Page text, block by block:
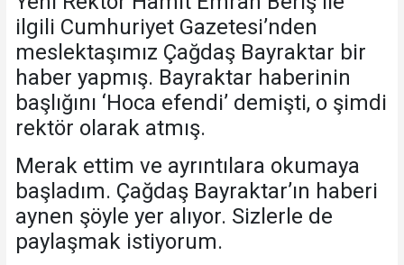
ilgili Cumhuriyet Gazetesi’nden
meslektaşımız Çağdaş Bayraktar bir
haber yapmış. Bayraktar haberinin
başlığını ‘Hoca efendi’ demişti, o şimdi
rektör olarak atmış.
Merak ettim ve ayrıntılara okumaya
başladım. Çağdaş Bayraktar’ın haberi
aynen şöyle yer alıyor. Sizlerle de
paylaşmak istiyorum.